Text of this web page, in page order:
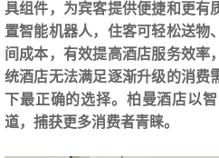
具组件，为宾客提供便捷和更有
置智能机器人，住客可轻松送物
间成本，有效提高酒店服务效率
统酒店无法满足逐渐升级的消费
下最正确的选择。柏曼酒店以
道，捕获更多消费者青睐。